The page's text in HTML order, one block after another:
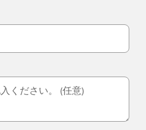
ください。 (任意)